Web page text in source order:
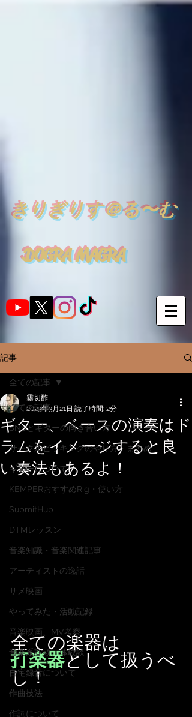
​きりぎりす＠る〜む
DOGRA MAGRA
記事
全ての記事
SNSとギターの向き合い方
サークルピッキングのやり方・まとめ
ギターについて
KEMPERおすすめRig・使い方
SubmitHub
DTMレッスン
音楽知識・音楽関連記事
アーティストの逸話
サメ映画
やってみた・活動記録
音楽映画、MV考察
音楽系詐欺、体験談
自宅録音について
作曲技法
作詞について
全ての記事
ギター、ベースの演奏はド
ラムをイメージすると良
い奏法もあるよ！
霧切酢
2023年3月21日 読了時間: 2分
全ての楽器は
打楽器として扱うべ
し！